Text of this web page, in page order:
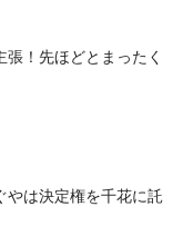
！先ほどとまったく
やは決定権を千花に託